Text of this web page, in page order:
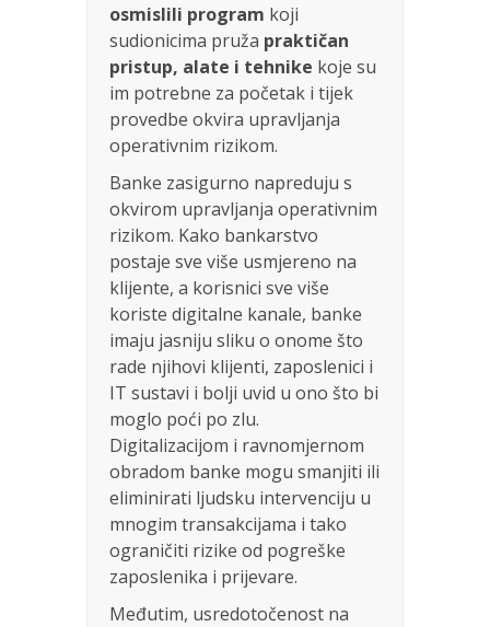
osmislili program koji
sudionicima pruža praktičan
pristup, alate i tehnike koje su
im potrebne za početak i tijek
provedbe okvira upravljanja
operativnim rizikom.
Banke zasigurno napreduju s
okvirom upravljanja operativnim
rizikom. Kako bankarstvo
postaje sve više usmjereno na
klijente, a korisnici sve više
koriste digitalne kanale, banke
imaju jasniju sliku o onome što
rade njihovi klijenti, zaposlenici i
IT sustavi i bolji uvid u ono što bi
moglo poći po zlu.
Digitalizacijom i ravnomjernom
obradom banke mogu smanjiti ili
eliminirati ljudsku intervenciju u
mnogim transakcijama i tako
ograničiti rizike od pogreške
zaposlenika i prijevare.
Međutim, usredotočenost na